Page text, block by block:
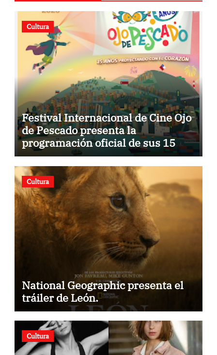
Cultura
Festival Internacional de Cine Ojo
de Pescado presenta la
programación oficial de sus 15
años
Cultura
National Geographic presenta el
tráiler de León.
Cultura